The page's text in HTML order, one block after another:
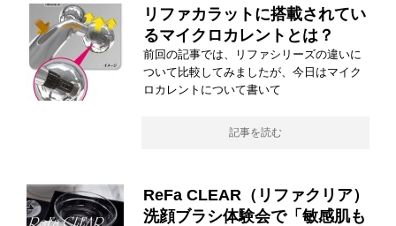
リファカラットに搭載されてい
るマイクロカレントとは？
前回の記事では、リファシリーズの違いに
ついて比較してみましたが、今日はマイク
ロカレントについて書いて
記事を読む
ReFa CLEAR（リファクリア）
洗顔ブラシ体験会で「敏感肌も